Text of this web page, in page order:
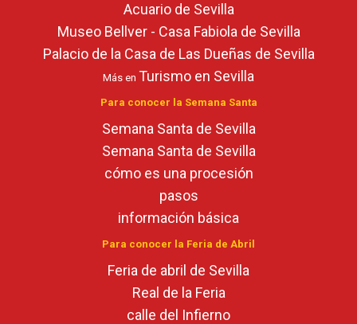
Acuario de Sevilla
Museo Bellver - Casa Fabiola de Sevilla
Palacio de la Casa de Las Dueñas de Sevilla
Más en Turismo en Sevilla
Para conocer la Semana Santa
Semana Santa de Sevilla
Semana Santa de Sevilla
cómo es una procesión
pasos
información básica
Para conocer la Feria de Abril
Feria de abril de Sevilla
Real de la Feria
calle del Infierno